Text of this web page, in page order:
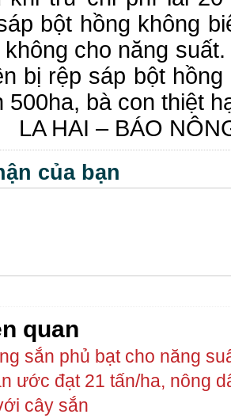
bột hồng không
cho năng
bị rệp sáp bột
500ha, bà con thiệt
LA HAI – BÁO
của bạn
quan
sắn phủ bạt cho năng
ước đạt 21 tấn/ha, nông
cây sắn